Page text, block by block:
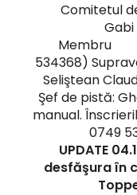
Comitetul
Gabi
Membru
534368)
Seliştean
Şef de pistă:
manual.
0749
UPDATE
desfăşura în